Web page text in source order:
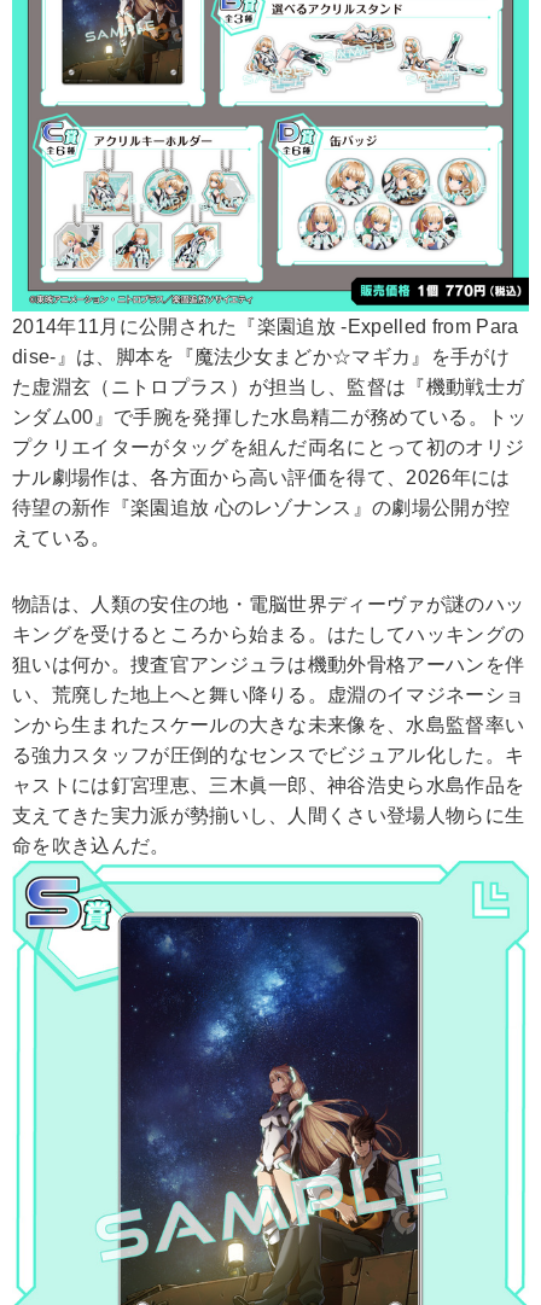
2014年11月に公開された『楽園追放 -Expelled from Para
dise-』は、脚本を『魔法少女まどか☆マギカ』を手がけ
た虚淵玄（ニトロプラス）が担当し、監督は『機動戦士ガ
ンダム00』で手腕を発揮した水島精二が務めている。トッ
プクリエイターがタッグを組んだ両名にとって初のオリジ
ナル劇場作は、各方面から高い評価を得て、2026年には
待望の新作『楽園追放 心のレゾナンス』の劇場公開が控
えている。
物語は、人類の安住の地・電脳世界ディーヴァが謎のハッ
キングを受けるところから始まる。はたしてハッキングの
狙いは何か。捜査官アンジュラは機動外骨格アーハンを伴
い、荒廃した地上へと舞い降りる。虚淵のイマジネーショ
ンから生まれたスケールの大きな未来像を、水島監督率い
る強力スタッフが圧倒的なセンスでビジュアル化した。キ
ャストには釘宮理恵、三木眞一郎、神谷浩史ら水島作品を
支えてきた実力派が勢揃いし、人間くさい登場人物らに生
命を吹き込んだ。